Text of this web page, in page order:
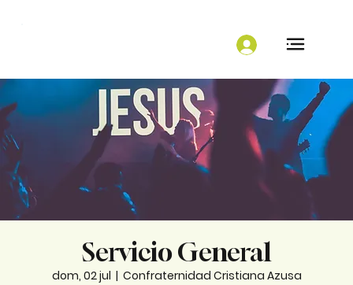
Servicio General
dom, 02 jul
  |
Confraternidad Cristiana Azusa